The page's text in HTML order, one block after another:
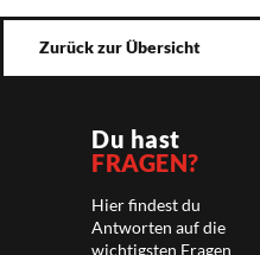
Zurück zur Übersicht
Du hast
FRAGEN?
Hier findest du
Antworten auf die
wichtigsten Fragen